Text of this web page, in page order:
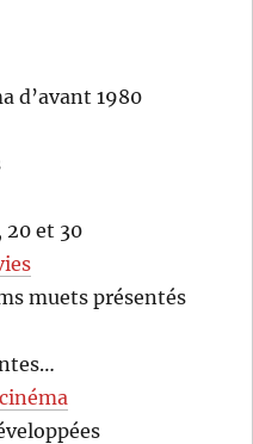
d’avant 1980
20 et 30
muets présentés